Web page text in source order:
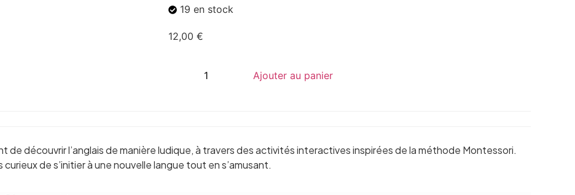
19 en stock
12,00 €
Ajouter au panier
découvrir l’anglais de manière ludique, à travers des activités interactives inspirées de la méthode Montessori.
de s’initier à une nouvelle langue tout en s’amusant.